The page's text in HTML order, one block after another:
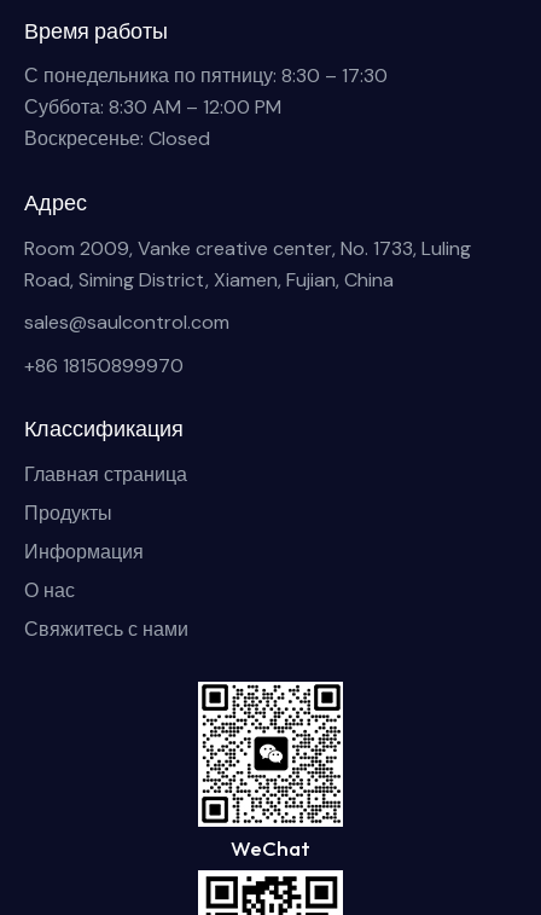
Время работы
С понедельника по пятницу: 8:30 – 17:30
Суббота: 8:30 AM – 12:00 PM
Воскресенье: Closed
Адрес
Room 2009, Vanke creative center, No. 1733, Luling
Road, Siming District, Xiamen, Fujian, China
sales@saulcontrol.com
+86 18150899970
Классификация
Главная страница
Продукты
Информация
О нас
Свяжитесь с нами
WeChat